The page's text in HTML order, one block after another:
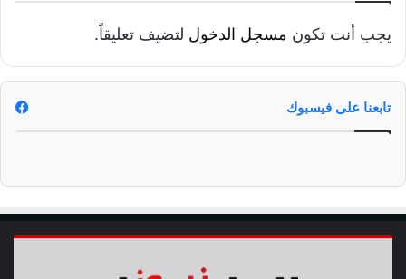
يجب أنت تكون مسجل الدخول لتضيف تعليقاً.
تابعنا على فيسبوك